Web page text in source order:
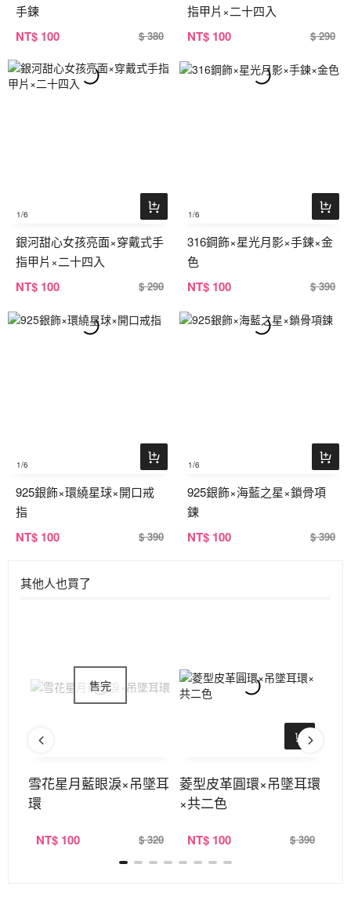
手鍊
NT$ 100 $ 380
指甲片×二十四入
NT$ 100 $ 290
1/6
銀河甜心女孩亮面×穿戴式手
指甲片×二十四入
NT$ 100 $ 290
1/6
316鋼飾×星光月影×手鍊×金
色
NT$ 100 $ 390
1/6
925銀飾×環繞星球×開口戒
指
NT$ 100 $ 390
1/6
925銀飾×海藍之星×鎖骨項
鍊
NT$ 100 $ 390
其他人也買了
雪花星月藍眼淚×吊墜耳
環
NT$ 100 $ 320
菱型皮革圓環×吊墜耳環
×共二色
NT$ 100 $ 390